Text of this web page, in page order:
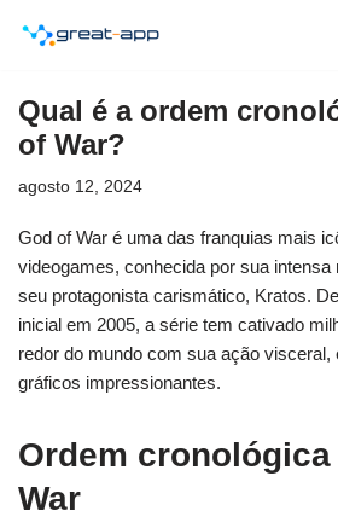
o
conteúdo
Qual é a ordem
of War?
agosto 12, 2024
God of War é uma das franquias mais
videogames, conhecida por sua intensa
seu protagonista carismático, Kratos.
inicial em 2005, a série tem cativado
redor do mundo com sua ação visceral,
gráficos impressionantes.
Ordem
War